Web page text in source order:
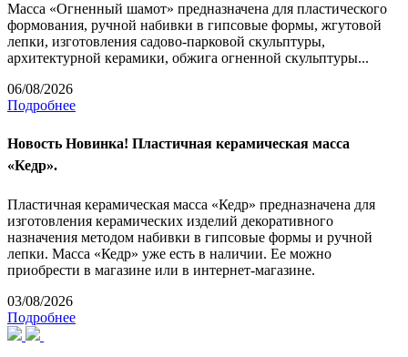
Масса «Огненный шамот» предназначена для пластического
формования, ручной набивки в гипсовые формы, жгутовой
лепки, изготовления садово-парковой скульптуры,
архитектурной керамики, обжига огненной скульптуры...
06/08/2026
Подробнее
Новость Новинка! Пластичная керамическая масса
«Кедр».
Пластичная керамическая масса «Кедр» предназначена для
изготовления керамических изделий декоративного
назначения методом набивки в гипсовые формы и ручной
лепки. Масса «Кедр» уже есть в наличии. Ее можно
приобрести в магазине или в интернет-магазине.
03/08/2026
Подробнее